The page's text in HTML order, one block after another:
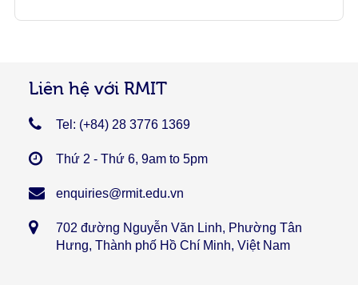
Liên hệ với RMIT
Tel: (+84) 28 3776 1369
Thứ 2 - Thứ 6, 9am to 5pm
enquiries@rmit.edu.vn
702 đường Nguyễn Văn Linh, Phường Tân
Hưng, Thành phố Hồ Chí Minh, Việt Nam